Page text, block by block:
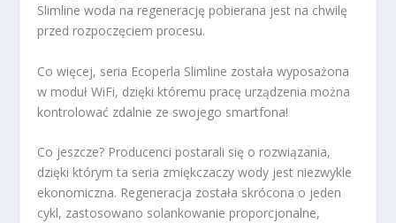
Slimline woda na regenerację pobierana jest na chwilę
przed rozpoczęciem procesu.
Co więcej, seria Ecoperla Slimline została wyposażona
w moduł WiFi, dzięki któremu pracę urządzenia można
kontrolować zdalnie ze swojego smartfona!
Co jeszcze? Producenci postarali się o rozwiązania,
dzięki którym ta seria zmiękczaczy wody jest niezwykle
ekonomiczna. Regeneracja została skrócona o jeden
cykl, zastosowano solankowanie proporcjonalne,